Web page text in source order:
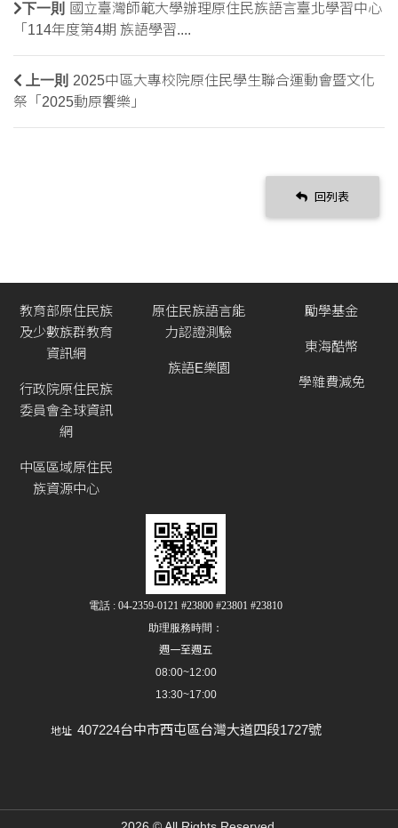
下一則
國立臺灣師範大學辦理原住民族語言臺北學習中心
「114年度第4期 族語學習....
上一則 2025中區大專校院原住民學生聯合運動會暨文化
祭「2025動原饗樂」
回列表
教育部原住民族
及少數族群教育
資訊網
行政院原住民族
委員會全球資訊
網
中區區域原住民
族資源中心
原住民族語言能
力認證測驗
族語E樂園
勵學基金
東海酷幣
學雜費減免
電話 : 04-2359-0121 #23800 #23801 #23810
助理服務時間：
週一至週五
08:00~12:00
13:30~17:00
地址 407224台中市西屯區台灣大道四段1727號